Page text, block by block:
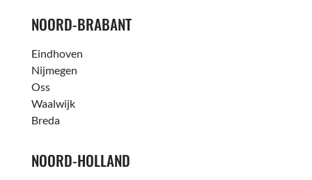
NOORD-BRABANT
Eindhoven
Nijmegen
Oss
Waalwijk
Breda
NOORD-HOLLAND